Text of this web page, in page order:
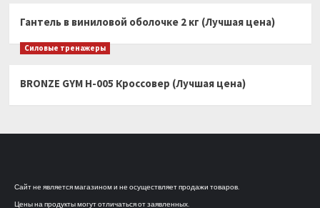
Гантель в виниловой оболочке 2 кг (Лучшая цена)
Силовые тренажеры
BRONZE GYM H-005 Кроссовер (Лучшая цена)
Сайт не является магазином и не осуществляет продажи товаров.
Цены на продукты могут отличаться от заявленных.